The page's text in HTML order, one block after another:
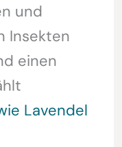
und
Insekten
einen
Lavendel